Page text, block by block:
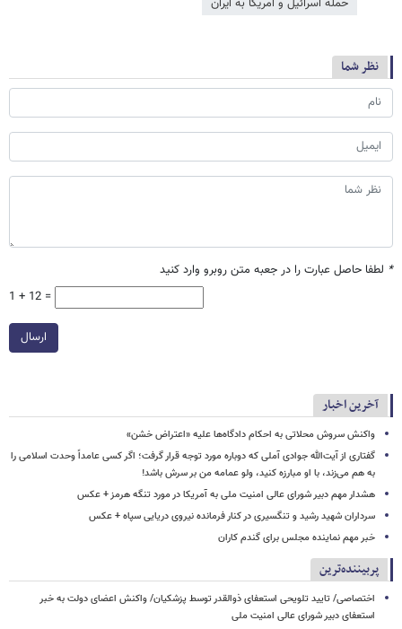
نظر شما
* لطفا حاصل عبارت را در جعبه متن روبرو وارد کنید
1 + 12 =
ارسال
آخرین اخبار
واکنش سروش محلاتی به احکام دادگاه‌ها علیه «اعتراض خشن»
گفتاری از آیت‌الله جوادی آملی که دوباره مورد توجه قرار گرفت؛ اگر کسی عامداً وحدت اسلامی را
به هم می‌زند، با او مبارزه کنید، ولو عمامه من بر سرش باشد!
هشدار مهم دبیر شورای عالی امنیت ملی به آمریکا در مورد تنگه هرمز + عکس
سرداران شهید رشید و تنگسیری در کنار فرمانده نیروی دریایی سپاه + عکس
خبر مهم نماینده مجلس برای گندم کاران
پربیننده‌ترین
اختصاصی/ تایید تلویحی استعفای ذوالقدر توسط پزشکیان/ واکنش اعضای دولت به خبر
استعفای دبیر شورای عالی امنیت ملی